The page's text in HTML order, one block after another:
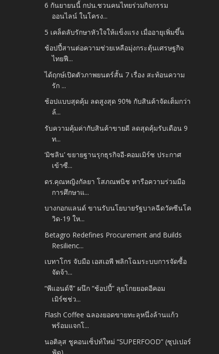
6 กันยายนนี้ กปน.ชวนคนไทยร่วมกิจกรรม
ออนไลน์ ในโครง...
5 เคล็ดลับรักษาหัวใจให้แข็งแรง เมื่ออายุเพิ่มขึ้น
ช้อปปี้สานต่อความช่วยเหลือมุ่งกระตุ้นเศรษฐกิจ
ไทยฟื...
ได้ฤกษ์เปิดตัวภาพยนตร์สั้น 7 เรื่อง สะท้อนความ
รัก ...
ช้อปแบบสุดคุ้ม ลดสูงสุด 90% กับสินค้าจัดเต็มกว่า
ล้...
รับความคุ้มค่ากับสินค้าขายดี ลดสุดคุ้มรับเดือน 9
ท...
‘มิชลิน’ ขยายฐานรุกธุรกิจอี-คอมเมิร์ซ ประกาศ
เข้าซื...
ดร.คุณหญิงกัลยา โสภณพนิช หารือความร่วมมือ
การศึกษาแ...
บางกอกแลนด์ ขานรับนโยบายรัฐบาลฉีดวัคซีนโค
วิด-19 ให...
Betagro Redefines Procurement and Builds
Resilienc...
เบทาโกร จับมือ เอสเอพี พลิกโฉมระบบการจัดซื้อ
จัดจ้า...
“พีแอนด์จี” ผนึก “ช้อปปี้” ลุยโกยยอดอีคอม
เมิร์ซช่ว...
Flash Coffee ฉลองยอดขายทะลุหนึ่งล้านแก้ว
พร้อมแจกโ...
นอติลุส ชูคอนเซ็ปท์ใหม่ “SUPERFOOD” (ซุปเปอร์